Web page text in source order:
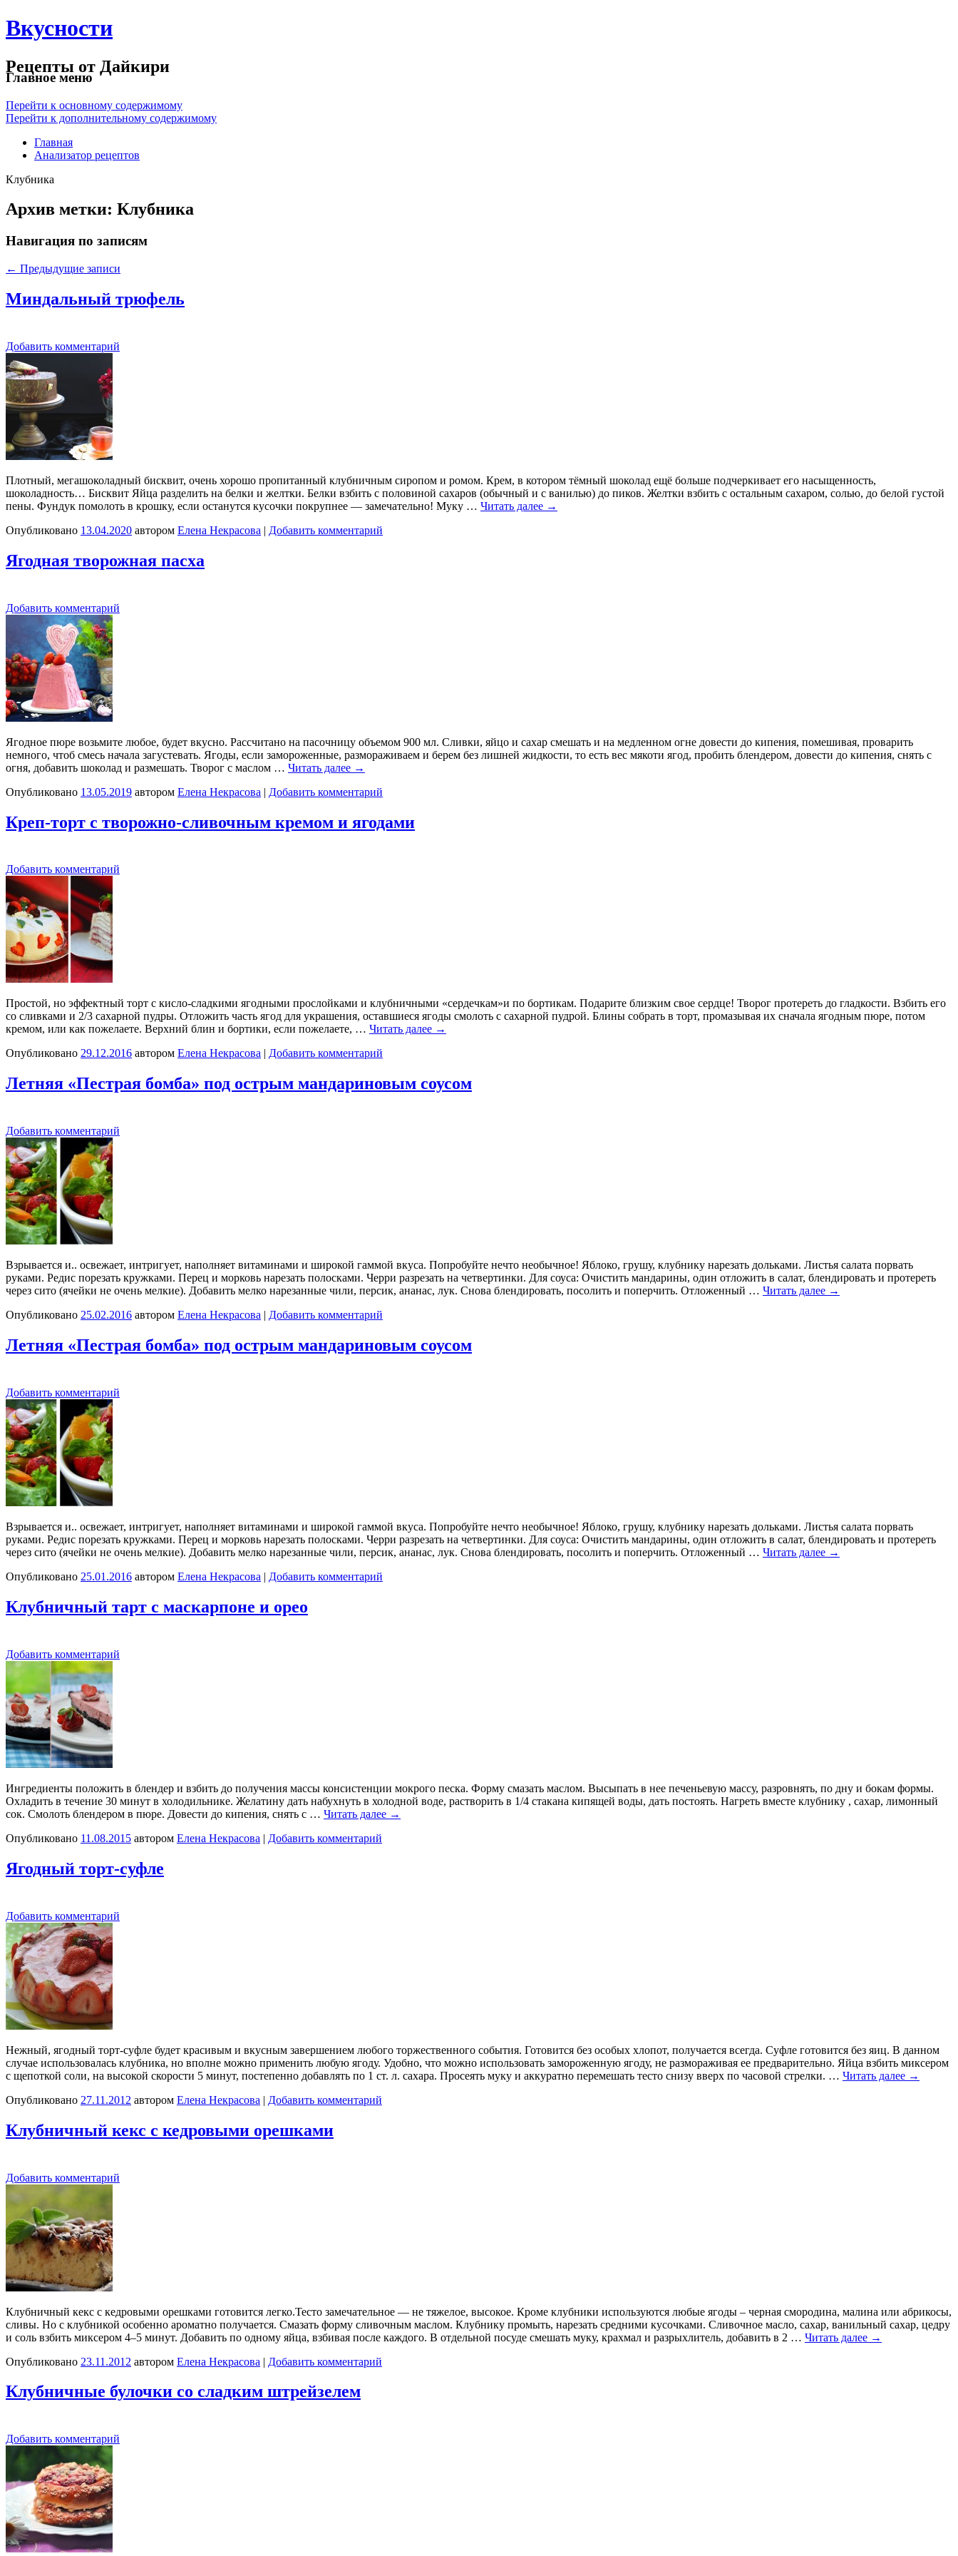
Вкусности
Рецепты от Дайкири
Главное меню
Перейти к основному содержимому
Перейти к дополнительному содержимому
Главная
Анализатор рецептов
Клубника
Архив метки: Клубника
Навигация по записям
← Предыдущие записи
Миндальный трюфель
Добавить комментарий
Плотный, мегашоколадный бисквит, очень хорошо пропитанный клубничным сиропом и ромом. Крем, в котором тёмный шоколад ещё больше подчеркивает его насыщенность,
шоколадность… Бисквит Яйца разделить на белки и желтки. Белки взбить с половиной сахаров (обычный и с ванилью) до пиков. Желтки взбить с остальным сахаром, солью, до белой густой
пены. Фундук помолоть в крошку, если останутся кусочки покрупнее — замечательно! Муку … Читать далее →
Опубликовано 13.04.2020 автором Елена Некрасова | Добавить комментарий
Ягодная творожная пасха
Добавить комментарий
Ягодное пюре возьмите любое, будет вкусно. Рассчитано на пасочницу объемом 900 мл. Сливки, яйцо и сахар смешать и на медленном огне довести до кипения, помешивая, проварить
немного, чтоб смесь начала загустевать. Ягоды, если замороженные, размораживаем и берем без лишней жидкости, то есть вес мякоти ягод, пробить блендером, довести до кипения, снять с
огня, добавить шоколад и размешать. Творог с маслом … Читать далее →
Опубликовано 13.05.2019 автором Елена Некрасова | Добавить комментарий
Креп-торт с творожно-сливочным кремом и ягодами
Добавить комментарий
Простой, но эффектный торт с кисло-сладкими ягодными прослойками и клубничными «сердечкам»и по бортикам. Подарите близким свое сердце! Творог протереть до гладкости. Взбить его
со сливками и 2/3 сахарной пудры. Отложить часть ягод для украшения, оставшиеся ягоды смолоть с сахарной пудрой. Блины собрать в торт, промазывая их сначала ягодным пюре, потом
кремом, или как пожелаете. Верхний блин и бортики, если пожелаете, … Читать далее →
Опубликовано 29.12.2016 автором Елена Некрасова Добавить комментарий
Летняя «Пестрая бомба» под острым мандариновым соусом
Добавить комментарий
Взрывается и.. освежает, интригует, наполняет витаминами и широкой гаммой вкуса. Попробуйте нечто необычное! Яблоко, грушу, клубнику нарезать дольками. Листья салата порвать
руками. Редис порезать кружками. Перец и морковь нарезать полосками. Черри разрезать на четвертинки. Для соуса: Очистить мандарины, один отложить в салат, блендировать и протереть
через сито (ячейки не очень мелкие). Добавить мелко нарезанные чили, персик, ананас, лук. Снова блендировать, посолить и поперчить. Отложенный … Читать далее →
Опубликовано 25.02.2016 автором Елена Некрасова | Добавить комментарий
Летняя «Пестрая бомба» под острым мандариновым соусом
Добавить комментарий
Взрывается и.. освежает, интригует, наполняет витаминами и широкой гаммой вкуса. Попробуйте нечто необычное! Яблоко, грушу, клубнику нарезать дольками. Листья салата порвать
руками. Редис порезать кружками. Перец и морковь нарезать полосками. Черри разрезать на четвертинки. Для соуса: Очистить мандарины, один отложить в салат, блендировать и протереть
через сито (ячейки не очень мелкие). Добавить мелко нарезанные чили, персик, ананас, лук. Снова блендировать, посолить и поперчить. Отложенный … Читать далее →
Опубликовано 25.01.2016 автором Елена Некрасова | Добавить комментарий
Клубничный тарт с маскарпоне и орео
Добавить комментарий
Ингредиенты положить в блендер и взбить до получения массы консистенции мокрого песка. Форму смазать маслом. Высыпать в нее печеньевую массу, разровнять, по дну и бокам формы.
Охладить в течение 30 минут в холодильнике. Желатину дать набухнуть в холодной воде, растворить в 1/4 стакана кипящей воды, дать постоять. Нагреть вместе клубнику , сахар, лимонный
сок. Смолоть блендером в пюре. Довести до кипения, снять с … Читать далее →
Опубликовано 11.08.2015 автором Елена Некрасова | Добавить комментарий
Ягодный торт-суфле
Добавить комментарий
Нежный, ягодный торт-суфле будет красивым и вкусным завершением любого торжественного события. Готовится без особых хлопот, получается всегда. Суфле готовится без яиц. В данном
случае использовалась клубника, но вполне можно применить любую ягоду. Удобно, что можно использовать замороженную ягоду, не размораживая ее предварительно. Яйца взбить миксером
с щепоткой соли, на высокой скорости 5 минут, постепенно добавлять по 1 ст. л. сахара. Просеять муку и аккуратно перемешать тесто снизу вверх по часовой стрелки. … Читать далее →
Опубликовано 27.11.2012 автором Елена Некрасова | Добавить комментарий
Клубничный кекс с кедровыми орешками
Добавить комментарий
Клубничный кекс с кедровыми орешками готовится легко.Тесто замечательное — не тяжелое, высокое. Кроме клубники используются любые ягоды – черная смородина, малина или абрикосы,
сливы. Но с клубникой особенно ароматно получается. Смазать форму сливочным маслом. Клубнику промыть, нарезать средними кусочками. Сливочное масло, сахар, ванильный сахар, цедру
и соль взбить миксером 4–5 минут. Добавить по одному яйца, взбивая после каждого. В отдельной посуде смешать муку, крахмал и разрыхлитель, добавить в 2 … Читать далее →
Опубликовано 23.11.2012 автором Елена Некрасова | Добавить комментарий
Клубничные булочки со сладким штрейзелем
Добавить комментарий